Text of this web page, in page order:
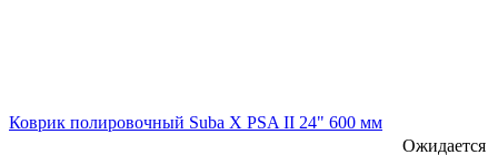
Коврик полировочный Suba X PSA II 24" 600 мм
Ожидается